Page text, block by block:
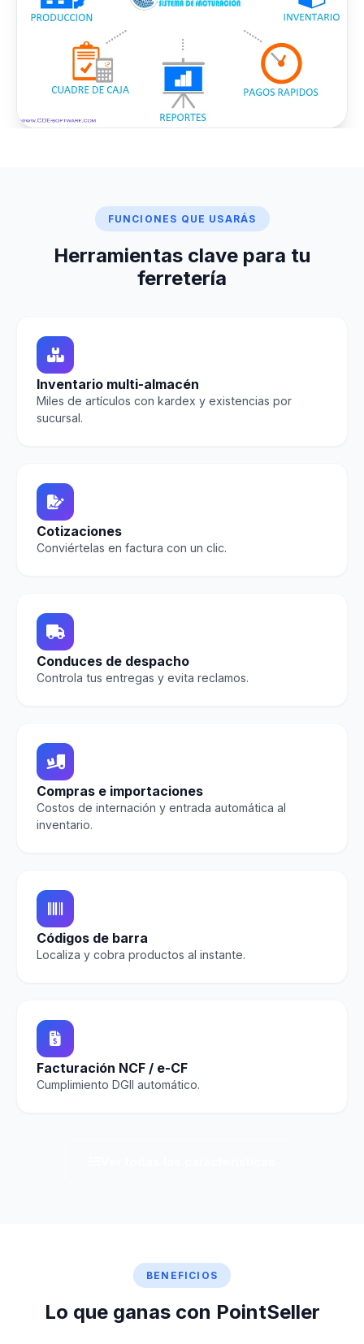
FUNCIONES QUE USARÁS
Herramientas clave para tu
ferretería
Inventario multi-almacén
Miles de artículos con kardex y existencias por
sucursal.
Cotizaciones
Conviértelas en factura con un clic.
Conduces de despacho
Controla tus entregas y evita reclamos.
Compras e importaciones
Costos de internación y entrada automática al
inventario.
Códigos de barra
Localiza y cobra productos al instante.
Facturación NCF / e-CF
Cumplimiento DGII automático.
BENEFICIOS
Lo que ganas con PointSeller